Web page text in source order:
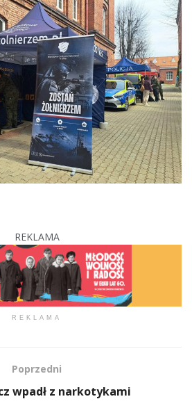
REKLAMA
REKLAMA
Poprzedni
wpadł z narkotykami